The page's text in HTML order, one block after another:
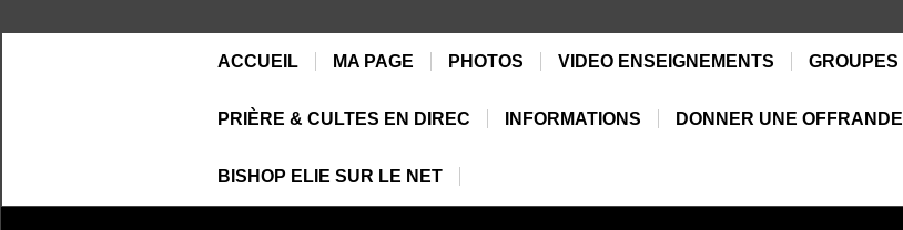
ACCUEIL MA PAGE PHOTOS VIDEO ENSEIGNEMENTS GROUPES
PRIÈRE & CULTES EN DIREC INFORMATIONS DONNER UNE OFFRANDE
BISHOP ELIE SUR LE NET